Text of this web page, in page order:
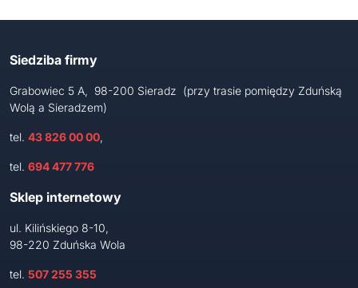
Siedziba firmy
Grabowiec 5 A, 98-200 Sieradz (przy trasie pomiędzy Zduńską
Wolą a Sieradzem)
tel. 43 826 00 00,
tel. 694 477 776
Sklep internetowy
ul. Kilińskiego 8-10,
98-220 Zduńska Wola
tel. 507 255 355